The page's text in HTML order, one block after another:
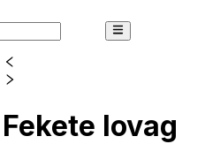
Fekete lovag